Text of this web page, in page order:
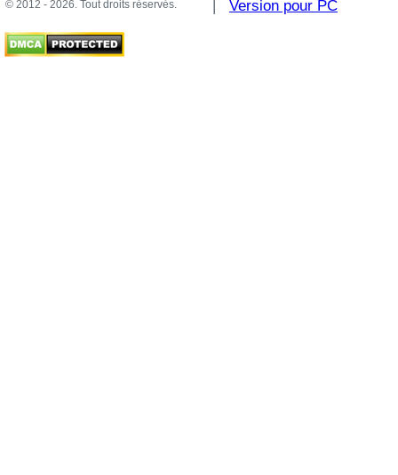
© 2012 - 2026. Tout droits réservés. | Version pour PC